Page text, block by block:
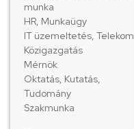
munka
HR, Munkaügy
IT üzemeltetés, Telekom
Közigazgatás
Mérnök
Oktatás, Kutatás,
Tudomány
Szakmunka